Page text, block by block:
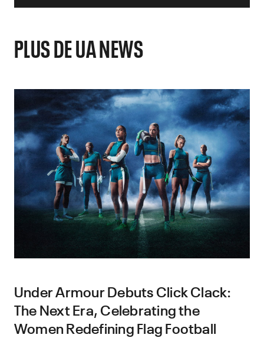
PLUS DE UA NEWS
Under Armour Debuts Click Clack:
The Next Era, Celebrating the
Women Redefining Flag Football